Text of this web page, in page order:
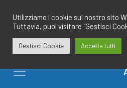
contenuto
Utilizziamo i cookie sul nostro sito
Tuttavia, puoi visitare "Gestisci
Gestisci Cookie Accetta tutti